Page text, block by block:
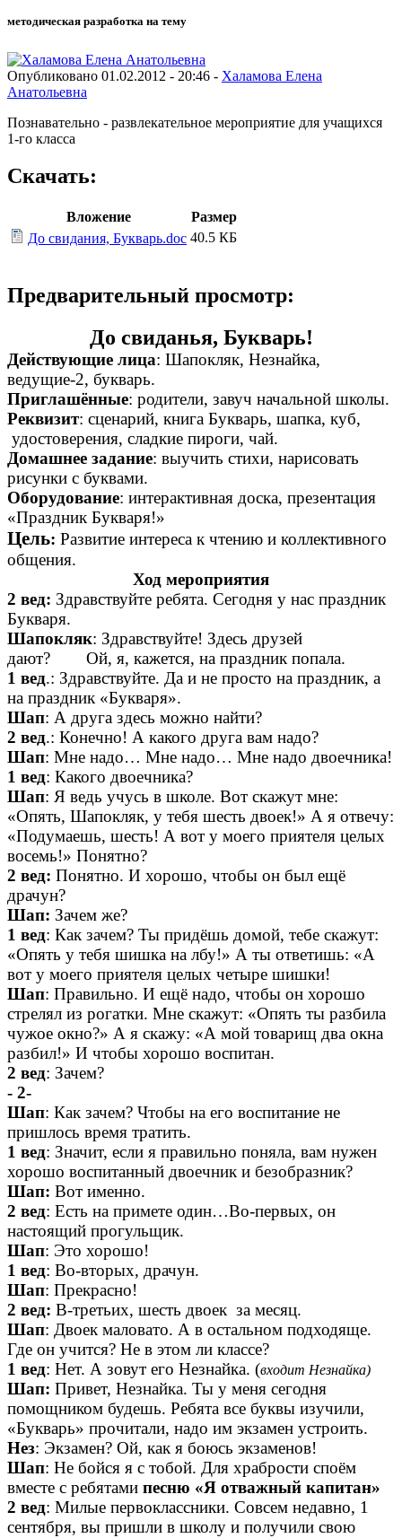
методическая разработка на тему
Опубликовано 01.02.2012 - 20:46 - Халамова Елена
Анатольевна
Познавательно - развлекательное мероприятие для учащихся
1-го класса
Скачать:
Вложение
Размер
До свидания, Букварь.doc 40.5 КБ
Предварительный просмотр:
До свиданья, Букварь!
Действующие лица: Шапокляк, Незнайка,
ведущие-2, букварь.
Приглашённые: родители, завуч начальной школы.
Реквизит: сценарий, книга Букварь, шапка, куб,
удостоверения, сладкие пироги, чай.
Домашнее задание: выучить стихи, нарисовать
рисунки с буквами.
Оборудование: интерактивная доска, презентация
«Праздник Букваря!»
Цель: Развитие интереса к чтению и коллективного
общения.
Ход мероприятия
2 вед: Здравствуйте ребята. Сегодня у нас праздник
Букваря.
Шапокляк: Здравствуйте! Здесь друзей
дают? Ой, я, кажется, на праздник попала.
1 вед.: Здравствуйте. Да и не просто на праздник, а
на праздник «Букваря».
Шап: А друга здесь можно найти?
2 вед.: Конечно! А какого друга вам надо?
Шап: Мне надо… Мне надо… Мне надо двоечника!
1 вед: Какого двоечника?
Шап: Я ведь учусь в школе. Вот скажут мне:
«Опять, Шапокляк, у тебя шесть двоек!» А я отвечу:
«Подумаешь, шесть! А вот у моего приятеля целых
восемь!» Понятно?
2 вед: Понятно. И хорошо, чтобы он был ещё
драчун?
Шап: Зачем же?
1 вед: Как зачем? Ты придёшь домой, тебе скажут:
«Опять у тебя шишка на лбу!» А ты ответишь: «А
вот у моего приятеля целых четыре шишки!
Шап: Правильно. И ещё надо, чтобы он хорошо
стрелял из рогатки. Мне скажут: «Опять ты разбила
чужое окно?» А я скажу: «А мой товарищ два окна
разбил!» И чтобы хорошо воспитан.
2 вед: Зачем?
- 2-
Шап: Как зачем? Чтобы на его воспитание не
пришлось время тратить.
1 вед: Значит, если я правильно поняла, вам нужен
хорошо воспитанный двоечник и безобразник?
Шап: Вот именно.
2 вед: Есть на примете один…Во-первых, он
настоящий прогульщик.
Шап: Это хорошо!
1 вед: Во-вторых, драчун.
Шап: Прекрасно!
2 вед: В-третьих, шесть двоек за месяц.
Шап: Двоек маловато. А в остальном подходяще.
Где он учится? Не в этом ли классе?
1 вед: Нет. А зовут его Незнайка. (входит Незнайка)
Шап: Привет, Незнайка. Ты у меня сегодня
помощником будешь. Ребята все буквы изучили,
«Букварь» прочитали, надо им экзамен устроить.
Нез: Экзамен? Ой, как я боюсь экзаменов!
Шап: Не бойся я с тобой. Для храбрости споём
вместе с ребятами песню «Я отважный капитан»
2 вед: Милые первоклассники. Совсем недавно, 1
сентября, вы пришли в школу и получили свою